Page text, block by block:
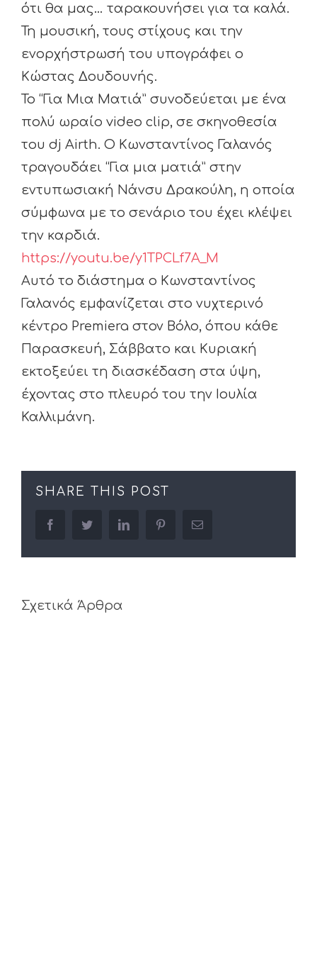
ότι θα μας… ταρακουνήσει για τα καλά.
Τη μουσική, τους στίχους και την
ενορχήστρωσή του υπογράφει ο
Κώστας Δουδουνής.
Το “Για Μια Ματιά” συνοδεύεται με ένα
πολύ ωραίο video clip, σε σκηνοθεσία
του dj Airth. Ο Κωνσταντίνος Γαλανός
τραγουδάει “Για μια ματιά” στην
εντυπωσιακή Νάνσυ Δρακούλη, η οποία
σύμφωνα με το σενάριο του έχει κλέψει
την καρδιά.
https://youtu.be/y1TPCLf7A_M
Αυτό το διάστημα ο Κωνσταντίνος
Γαλανός εμφανίζεται στο νυχτερινό
κέντρο Premiera στον Βόλο, όπου κάθε
Παρασκευή, Σάββατο και Κυριακή
εκτοξεύει τη διασκέδαση στα ύψη,
έχοντας στο πλευρό του την Ιουλία
Καλλιμάνη.
SHARE THIS POST
facebooktwitter linkedin pinterestEmail
Σχετικά Άρθρα